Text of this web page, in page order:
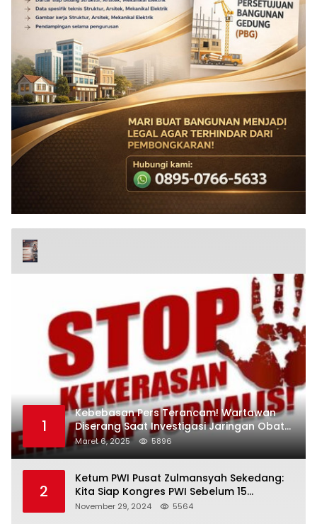
1
Kebebasan Pers Terancam! Wartawan
Diserang Saat Investigasi Jaringan Obat
Terlarang
Maret 6, 2025 5896
2
Ketum PWI Pusat Zulmansyah Sekedang:
Kita Siap Kongres PWI Sebelum 15
Desember 2024
November 29, 2024 5564